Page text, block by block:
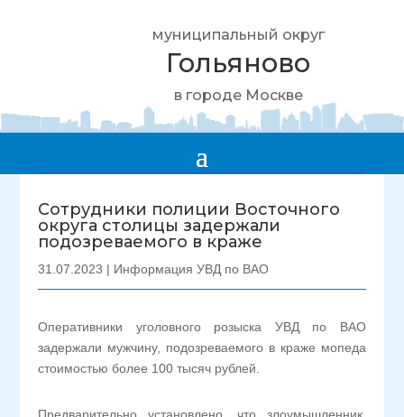
муниципальный округ
Гольяново
в городе Москве
Сотрудники полиции Восточного
округа столицы задержали
подозреваемого в краже
31.07.2023 | Информация УВД по ВАО
Оперативники уголовного розыска УВД по ВАО
задержали мужчину, подозреваемого в краже мопеда
стоимостью более 100 тысяч рублей.